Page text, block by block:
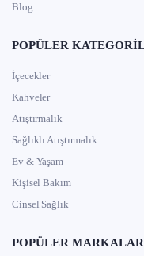
Blog
POPÜLER
İçecekler
Kahveler
Atıştırmalık
Sağlıklı Atıştırmalık
Ev & Yaşam
Kişisel Bakım
Cinsel Sağlık
POPÜLER MARKALAR